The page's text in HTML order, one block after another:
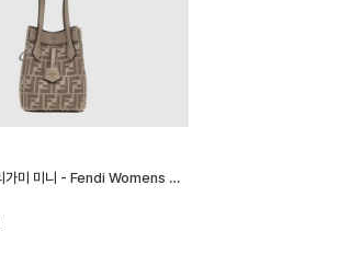
펜디 여성 오리가미 미니 - Fendi Womens Origami Mini - feb170…